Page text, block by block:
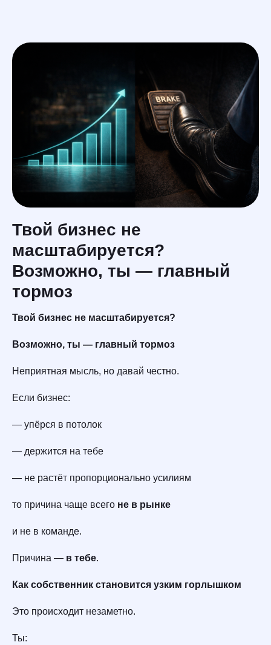
Твой бизнес не
масштабируется?
Возможно, ты — главный
тормоз
Твой бизнес не масштабируется?
Возможно, ты — главный тормоз
Неприятная мысль, но давай честно.
Если бизнес:
— упёрся в потолок
— держится на тебе
— не растёт пропорционально усилиям
то причина чаще всего не в рынке
и не в команде.
Причина — в тебе.
Как собственник становится узким горлышком
Это происходит незаметно.
Ты: